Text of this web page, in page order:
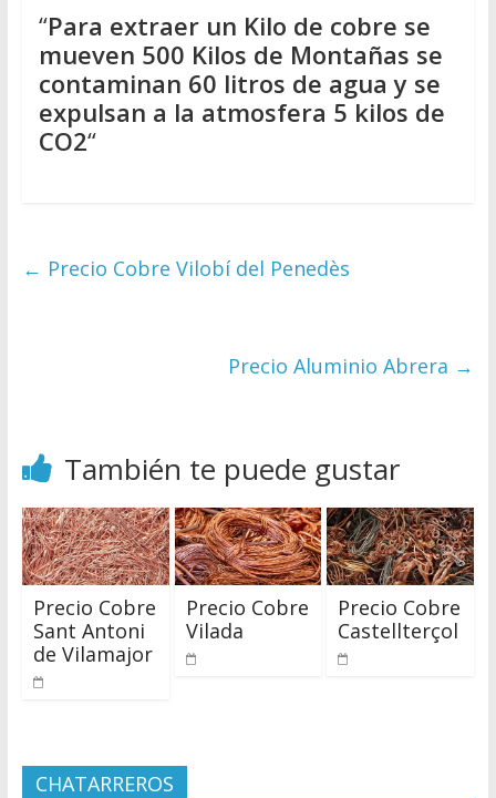
“Para extraer un Kilo de cobre se
mueven 500 Kilos de Montañas se
contaminan 60 litros de agua y se
expulsan a la atmosfera 5 kilos de
CO2“
← Precio Cobre Vilobí del Penedès
Precio Aluminio Abrera →
También te puede gustar
Precio Cobre
Sant Antoni
de Vilamajor
Precio Cobre
Vilada
Precio Cobre
Castellterçol
CHATARREROS